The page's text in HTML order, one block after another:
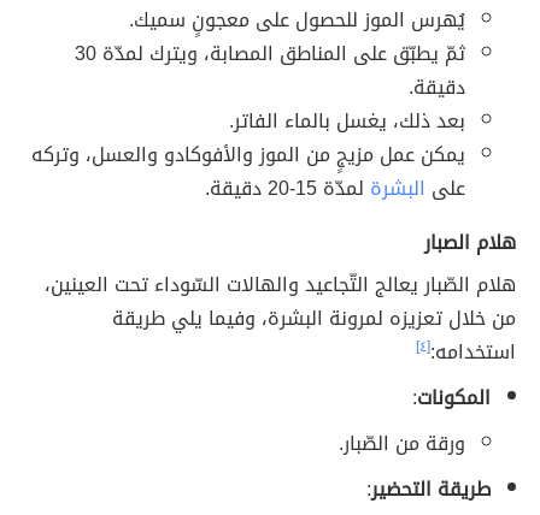
يُهرس الموز للحصول على معجونٍ سميك.
ثمّ يطبّق على المناطق المصابة، ويترك لمدّة 30
دقيقة.
بعد ذلك، يغسل بالماء الفاتر.
يمكن عمل مزيجٍ من الموز والأفوكادو والعسل، وتركه
على البشرة لمدّة 15-20 دقيقة.
هلام الصبار
هلام الصّبار يعالج التّجاعيد والهالات السّوداء تحت العينين،
من خلال تعزيزه لمرونة البشرة، وفيما يلي طريقة
استخدامه:[٤]
المكونات:
ورقة من الصّبار.
طريقة التحضير: